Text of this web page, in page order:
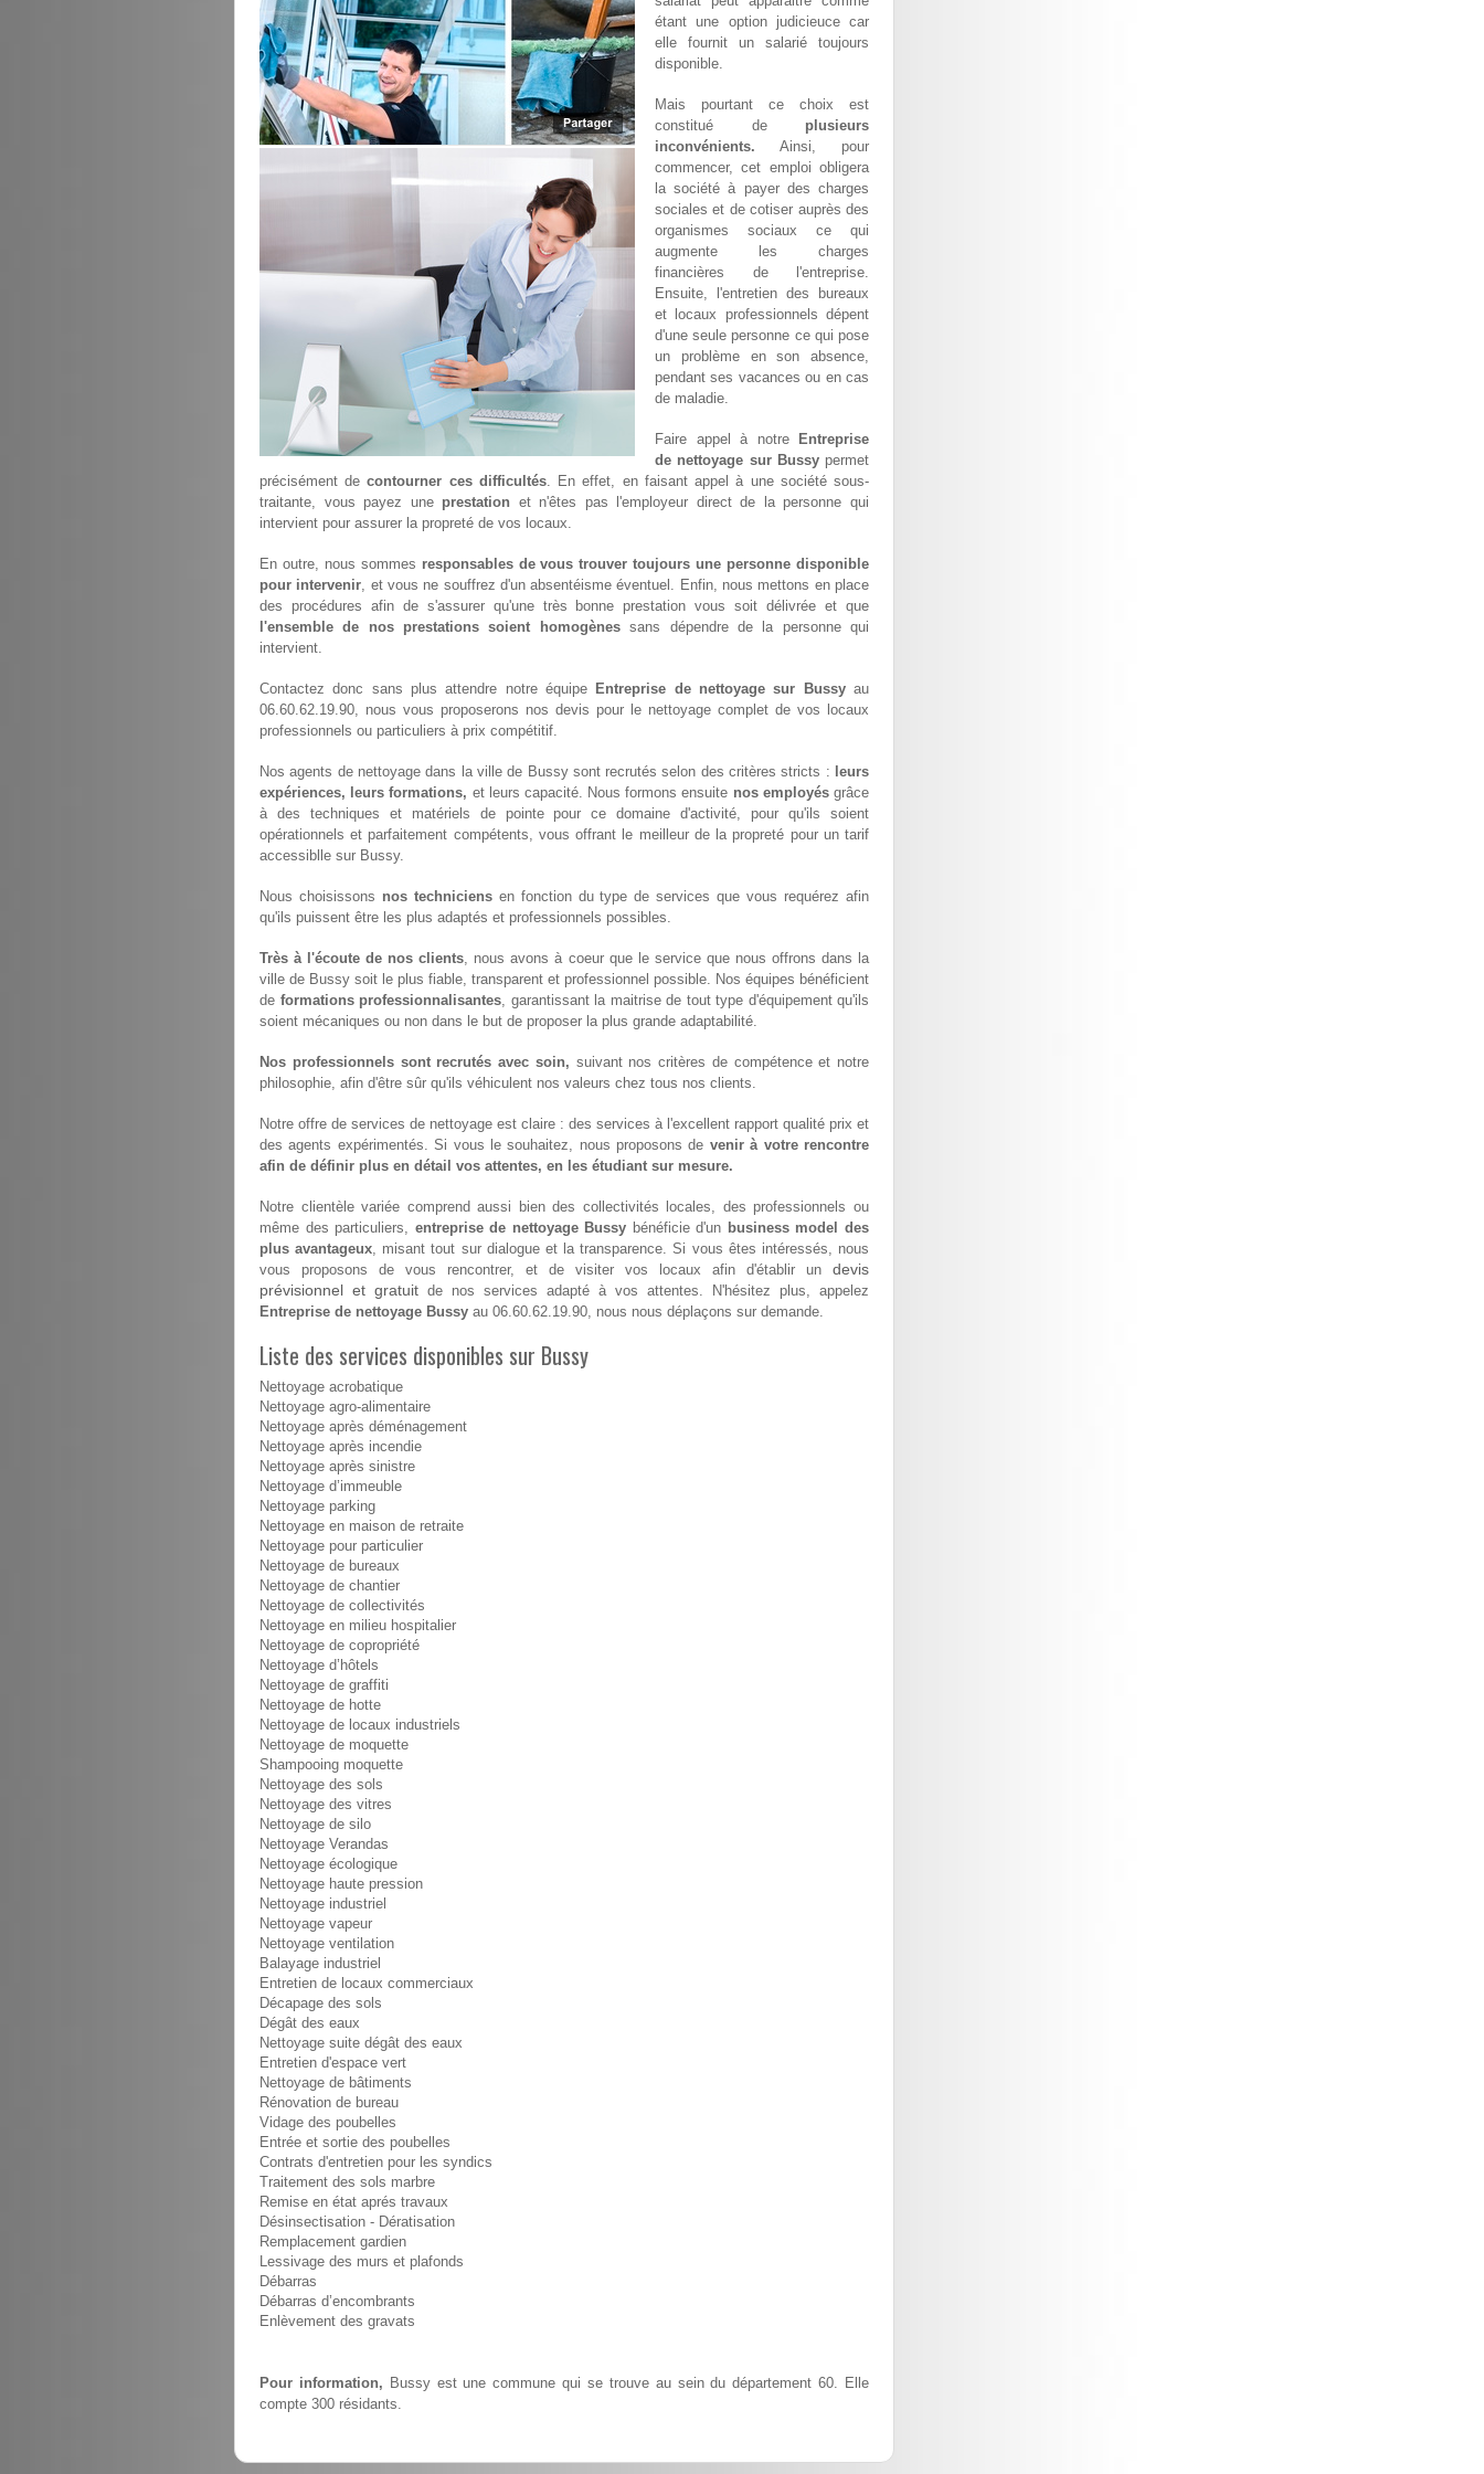
étant une option judicieuce car
elle fournit un salarié toujours
disponible.
Mais pourtant ce choix est
constitué de plusieurs
inconvénients. Ainsi, pour
commencer, cet emploi obligera
la société à payer des charges
sociales et de cotiser auprès des
organismes sociaux ce qui
augmente les charges
financières de l'entreprise.
Ensuite, l'entretien des bureaux
et locaux professionnels dépent
d'une seule personne ce qui pose
un problème en son absence,
pendant ses vacances ou en cas
de maladie.
Faire appel à notre
Entreprise
de nettoyage sur Bussypermet
précisément decontourner ces difficultés. En effet, en faisant appel à une société sous-
traitante, vous payez une prestation et n'êtes pas l'employeur direct de la personne qui
intervient pour assurer la propreté de vos locaux.
En outre, nous sommes responsables de vous trouver toujours une personne disponible
pour intervenir, et vous ne souffrez d'un absentéisme éventuel. Enfin, nous mettons en place
des procédures afin de s'assurer qu'une très bonne prestation vous soit délivrée et que
l'ensemble de nos prestations soient homogènessans dépendre de la personne qui
intervient.
Contactez donc sans plus attendre notre équipe Entreprise de nettoyage sur Bussyau
06.60.62.19.90, nous vous proposerons nos devis pour le nettoyage complet de vos locaux
professionnels ou particuliers à prix compétitif.
Nos agents de nettoyage dans la ville de Bussy sont recrutés selon des critères stricts : leurs
expériences, leurs formations, et leurs capacité. Nous formons ensuite nos employésgrâce
à des techniques et matériels de pointe pour ce domaine d'activité, pour qu'ils soient
opérationnels et parfaitement compétents, vous offrant le meilleur de la propreté pour un tarif
accessiblle sur Bussy.
Nous choisissons nos techniciensen fonction du type de services que vous requérez afin
qu'ils puissent être les plus adaptés et professionnels possibles.
Très à l'écoute de nos clients, nous avons à coeur que le service que nous offrons dans la
ville de Bussy soit le plus fiable, transparent et professionnel possible. Nos équipes bénéficient
de formations professionnalisantes, garantissant la maitrise de tout type d'équipement qu'ils
soient mécaniques ou non dans le but de proposer la plus grande adaptabilité.
Nos professionnels sont recrutés avec soin, suivant nos critères de compétence et notre
philosophie, afin d'être sûr qu'ils véhiculent nos valeurs chez tous nos clients.
Notre offre de services de nettoyage est claire : des services à l'excellent rapport qualité prix et
des agents expérimentés. Si vous le souhaitez, nous proposons de venir à votre rencontre
afin de définir plus en détail vos attentes, en les étudiant sur mesure.
Notre clientèle variée comprend aussi bien des collectivités locales, des professionnels ou
même des particuliers, entreprise de nettoyage Bussy bénéficie d'un business model des
plus avantageux, misant tout sur dialogue et la transparence. Si vous êtes intéressés, nous
vous proposons de vous rencontrer, et de visiter vos locaux afin d'établir un devis
prévisionnel et gratuit de nos services adapté à vos attentes. N'hésitez plus, appelez
Entreprise de nettoyage Bussy au 06.60.62.19.90, nous nous déplaçons sur demande.
Liste des services disponibles sur Bussy
Nettoyage acrobatique
Nettoyage agro-alimentaire
Nettoyage après déménagement
Nettoyage après incendie
Nettoyage après sinistre
Nettoyage d’immeuble
Nettoyage parking
Nettoyage en maison de retraite
Nettoyage pour particulier
Nettoyage de bureaux
Nettoyage de chantier
Nettoyage de collectivités
Nettoyage en milieu hospitalier
Nettoyage de copropriété
Nettoyage d’hôtels
Nettoyage de graffiti
Nettoyage de hotte
Nettoyage de locaux industriels
Nettoyage de moquette
Shampooing moquette
Nettoyage des sols
Nettoyage des vitres
Nettoyage de silo
Nettoyage Verandas
Nettoyage écologique
Nettoyage haute pression
Nettoyage industriel
Nettoyage vapeur
Nettoyage ventilation
Balayage industriel
Entretien de locaux commerciaux
Décapage des sols
Dégât des eaux
Nettoyage suite dégât des eaux
Entretien d'espace vert
Nettoyage de bâtiments
Rénovation de bureau
Vidage des poubelles
Entrée et sortie des poubelles
Contrats d'entretien pour les syndics
Traitement des sols marbre
Remise en état aprés travaux
Désinsectisation - Dératisation
Remplacement gardien
Lessivage des murs et plafonds
Débarras
Débarras d’encombrants
Enlèvement des gravats
Pour information, Bussy est une commune qui se trouve au sein du département 60. Elle
compte 300 résidants.